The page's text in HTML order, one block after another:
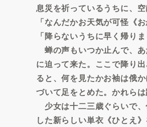
息災を祈っているうちに、
「なんだかお天気が可怪《
「降らないうちに早く帰り
蝉の声もいつか止んで、
に迫って来た。ここで降り
ると、何を見たかお袖は俄
づいて足をとめた。かれら
少女は十二三歳ぐらいで
した新らしい単衣《ひとえ